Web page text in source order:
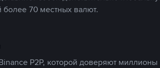
70 местных валют.
P2P, которой доверяют миллионы